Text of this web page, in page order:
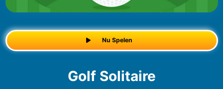
Nu Spelen
Golf Solitaire